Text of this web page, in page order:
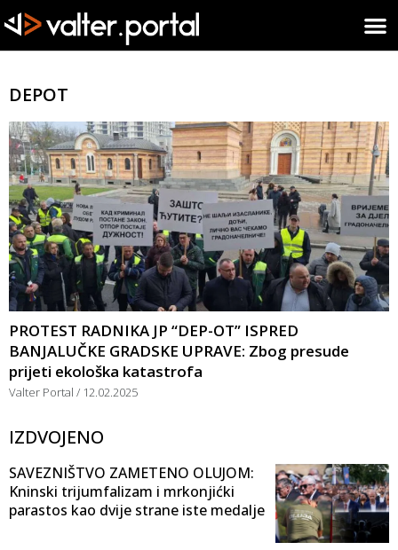
DEPOT
PROTEST RADNIKA JP “DEP-OT” ISPRED
BANJALUČKE GRADSKE UPRAVE: Zbog presude
prijeti ekološka katastrofa
Valter Portal 12.02.2025
IZDVOJENO
SAVEZNIŠTVO ZAMETENO OLUJOM:
Kninski trijumfalizam i mrkonjićki
parastos kao dvije strane iste medalje